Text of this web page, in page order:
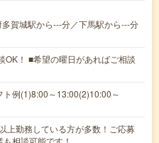
賀城駅から---分／下馬駅から---分
OK！ ■希望の曜日があればご相談
ト例(1)8:00～13:00(2)10:00～
上勤務している方が多数！ご応募